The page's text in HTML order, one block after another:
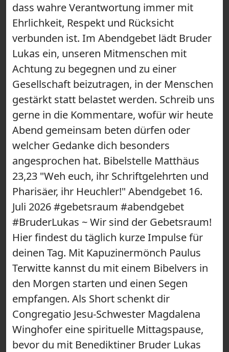
dass wahre Verantwortung immer mit
Ehrlichkeit, Respekt und Rücksicht
verbunden ist. Im Abendgebet lädt Bruder
Lukas ein, unseren Mitmenschen mit
Achtung zu begegnen und zu einer
Gesellschaft beizutragen, in der Menschen
gestärkt statt belastet werden. Schreib uns
gerne in die Kommentare, wofür wir heute
Abend gemeinsam beten dürfen oder
welcher Gedanke dich besonders
angesprochen hat. Bibelstelle Matthäus
23,23 "Weh euch, ihr Schriftgelehrten und
Pharisäer, ihr Heuchler!" Abendgebet 16.
Juli 2026 #gebetsraum #abendgebet
#BruderLukas ~ Wir sind der Gebetsraum!
Hier findest du täglich kurze Impulse für
deinen Tag. Mit Kapuzinermönch Paulus
Terwitte kannst du mit einem Bibelvers in
den Morgen starten und einen Segen
empfangen. Als Short schenkt dir
Congregatio Jesu-Schwester Magdalena
Winghofer eine spirituelle Mittagspause,
bevor du mit Benediktiner Bruder Lukas